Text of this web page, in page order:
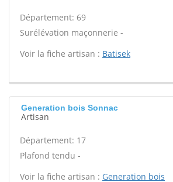
Département: 69
Surélévation maçonnerie -
Voir la fiche artisan : Batisek
Generation bois Sonnac
Artisan
Département: 17
Plafond tendu -
Voir la fiche artisan : Generation bois